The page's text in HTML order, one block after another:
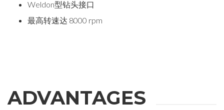
Weldon型钻头接口
最高转速达 8000 rpm
ADVANTAGES